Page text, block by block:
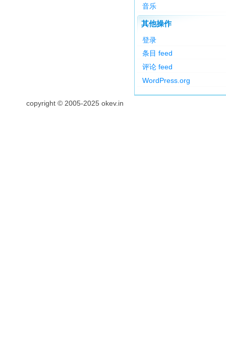
音乐
其他操作
登录
条目 feed
评论 feed
WordPress.org
copyright © 2005-2025 okev.in